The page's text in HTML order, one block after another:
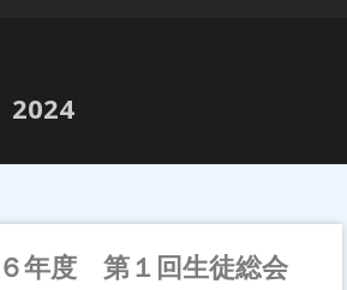
2024
年度 第１回生徒総会